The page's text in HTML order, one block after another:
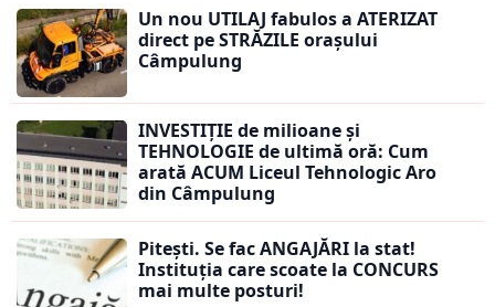
Un nou UTILAJ fabulos a ATERIZAT
direct pe STRĂZILE orașului
Câmpulung
INVESTIȚIE de milioane și
TEHNOLOGIE de ultimă oră: Cum
arată ACUM Liceul Tehnologic Aro
din Câmpulung
Pitești. Se fac ANGAJĂRI la stat!
Instituția care scoate la CONCURS
mai multe posturi!